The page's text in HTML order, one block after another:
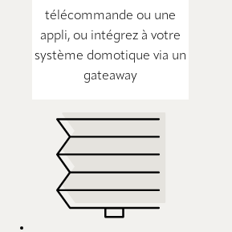
télécommande ou une
appli, ou intégrez à votre
système domotique via un
gateaway